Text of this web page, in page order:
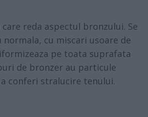
reda aspectul bronzului. Se
normala, cu miscari usoare de
pe toata suprafata
de bronzer au particule
conferi stralucire tenului.